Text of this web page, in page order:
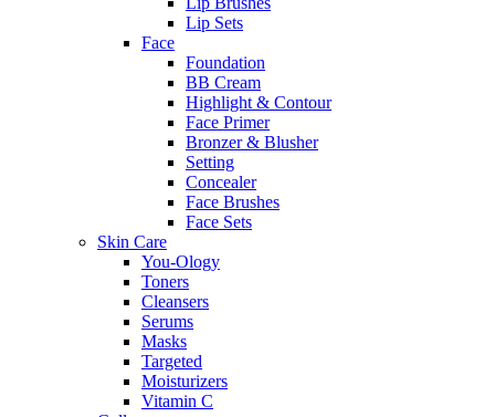
Lip Sets
Face
Foundation
BB Cream
Highlight & Contour
Face Primer
Bronzer & Blusher
Setting
Concealer
Face Brushes
Face Sets
Skin Care
You-Ology
Toners
Cleansers
Serums
Masks
Targeted
Moisturizers
Vitamin C